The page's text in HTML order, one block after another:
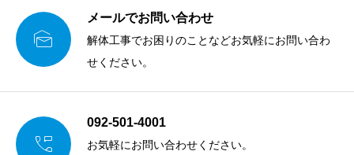

メールでお問い合わせ
解体工事でお困りのことなどお気軽にお問い合わ
せください。

092-501-4001
お気軽にお問い合わせください。